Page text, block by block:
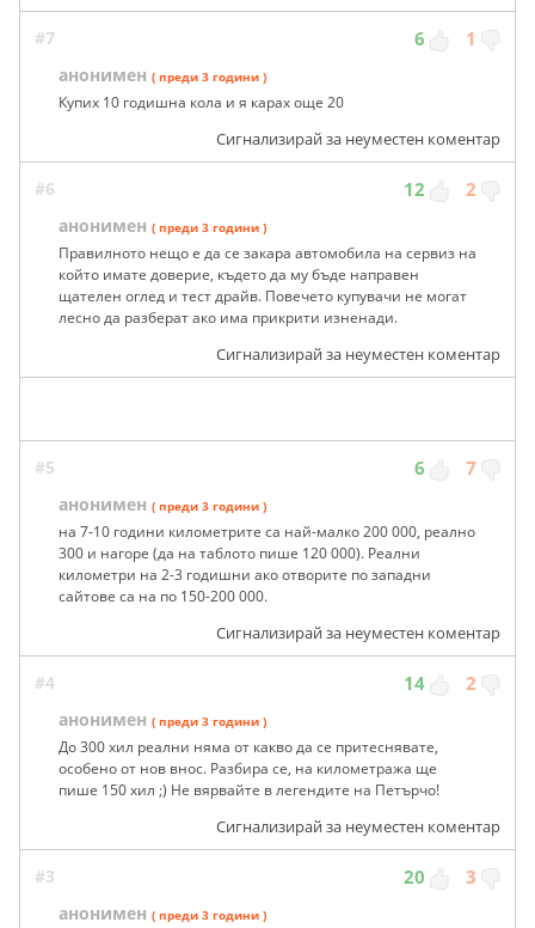
#7 6 1
анонимен ( преди 3 години )
Купих 10 годишна кола и я карах още 20
Сигнализирай за неуместен коментар
#6 12 2
анонимен ( преди 3 години )
Правилното нещо е да се закара автомобила на сервиз на
който имате доверие, където да му бъде направен
щателен оглед и тест драйв. Повечето купувачи не могат
лесно да разберат ако има прикрити изненади.
Сигнализирай за неуместен коментар
#5 6 7
анонимен ( преди 3 години )
на 7-10 години километрите са най-малко 200 000, реално
300 и нагоре (да на таблото пише 120 000). Реални
километри на 2-3 годишни ако отворите по западни
сайтове са на по 150-200 000.
Сигнализирай за неуместен коментар
#4 14 2
анонимен ( преди 3 години )
До 300 хил реални няма от какво да се притеснявате,
особено от нов внос. Разбира се, на километража ще
пише 150 хил ;) Не вярвайте в легендите на Петърчо!
Сигнализирай за неуместен коментар
#3 20 3
анонимен ( преди 3 години )